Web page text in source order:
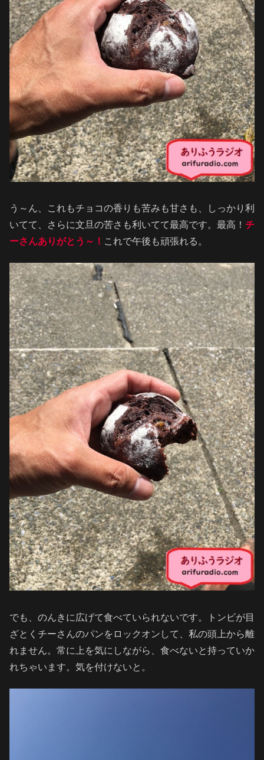
う～ん、これもチョコの香りも苦みも甘さも、しっかり利
いてて、さらに文旦の苦さも利いてて最高です。最高！ チ
ーさんありがとう～！ これで午後も頑張れる。
でも、のんきに広げて食べていられないです。トンビが目
ざとくチーさんのパンをロックオンして、私の頭上から離
れません。常に上を気にしながら、食べないと持っていか
れちゃいます。気を付けないと。